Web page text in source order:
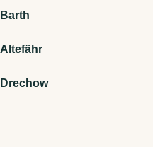
Barth
Altefähr
Drechow